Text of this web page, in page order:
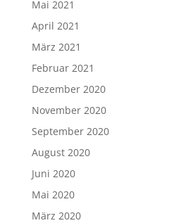
Mai 2021
April 2021
März 2021
Februar 2021
Dezember 2020
November 2020
September 2020
August 2020
Juni 2020
Mai 2020
März 2020